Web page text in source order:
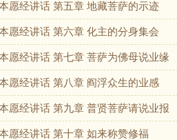
愿经讲话 第五章 地藏菩萨的示迹
愿经讲话 第六章 化主的分身集会
愿经讲话 第七章 菩萨为佛母说业缘
愿经讲话 第八章 阎浮众生的业感
愿经讲话 第九章 普贤菩萨请说业报
愿经讲话 第十章 如来称赞修福